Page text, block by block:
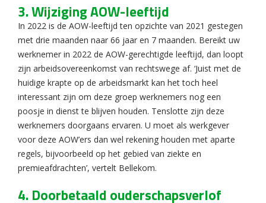
3. Wijziging AOW-leeftijd
In 2022 is de AOW-leeftijd ten opzichte van 2021 gestegen
met drie maanden naar 66 jaar en 7 maanden. Bereikt uw
werknemer in 2022 de AOW-gerechtigde leeftijd, dan loopt
zijn arbeidsovereenkomst van rechtswege af. ‘Juist met de
huidige krapte op de arbeidsmarkt kan het toch heel
interessant zijn om deze groep werknemers nog een
poosje in dienst te blijven houden. Tenslotte zijn deze
werknemers doorgaans ervaren. U moet als werkgever
voor deze AOW’ers dan wel rekening houden met aparte
regels, bijvoorbeeld op het gebied van ziekte en
premieafdrachten’, vertelt Bellekom.
4. Doorbetaald ouderschapsverlof